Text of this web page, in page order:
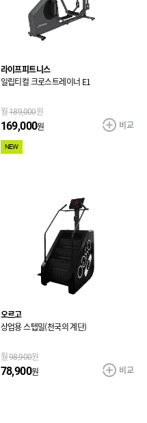
라이프피트니스
일립티컬 크로스트레이너 E1
월189,000원
169,000원
NEW
비교
오르고
상업용 스텝밀(천국의 계단)
월98,900원
78,900원 비교